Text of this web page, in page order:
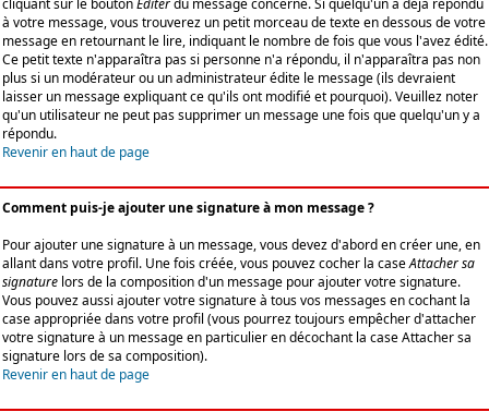
cliquant sur le boutonEditerdu message concerné. Si quelqu'un a déjà répondu
à votre message, vous trouverez un petit morceau de texte en dessous de votre
message en retournant le lire, indiquant le nombre de fois que vous l'avez édité.
Ce petit texte n'apparaîtra pas si personne n'a répondu, il n'apparaîtra pas non
plus si un modérateur ou un administrateur édite le message (ils devraient
laisser un message expliquant ce qu'ils ont modifié et pourquoi). Veuillez noter
qu'un utilisateur ne peut pas supprimer un message une fois que quelqu'un y a
répondu.
Revenir en haut de page
Comment puis-je ajouter une signature à mon message ?
Pour ajouter une signature à un message, vous devez d'abord en créer une, en
allant dans votre profil. Une fois créée, vous pouvez cocher la caseAttacher sa
signature lors de la composition d'un message pour ajouter votre signature.
Vous pouvez aussi ajouter votre signature à tous vos messages en cochant la
case appropriée dans votre profil (vous pourrez toujours empêcher d'attacher
votre signature à un message en particulier en décochant la case Attacher sa
signature lors de sa composition).
Revenir en haut de page